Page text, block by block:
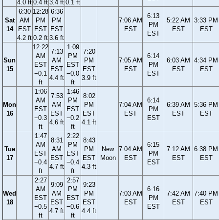
4.0 ft 0.4 ft 3.4 ft 0.1 ft
Sat
14
6:30
AM
EST
4.2 ft
12:28
PM
EST
0.2 ft
6:36
PM
EST
3.6 ft
7:06 AM
EST
6:13
PM
EST
5:22 AM
EST
3:33 PM
EST
Sun
15
12:22
AM
EST
−0.1
ft
7:13
AM
EST
4.4 ft
1:09
PM
EST
−0.0
ft
7:20
PM
EST
3.9 ft
7:05 AM
EST
6:14
PM
EST
6:03 AM
EST
4:34 PM
EST
Mon
16
1:06
AM
EST
−0.3
ft
7:53
AM
EST
4.6 ft
1:46
PM
EST
−0.2
ft
8:02
PM
EST
4.1 ft
7:04 AM
EST
6:14
PM
EST
6:39 AM
EST
5:36 PM
EST
Tue
17
1:47
AM
EST
−0.4
ft
8:31
AM
EST
4.7 ft
2:22
PM
EST
−0.4
ft
8:43
PM
EST
4.3 ft
New
Moon
7:04 AM
EST
6:15
PM
EST
7:12 AM
EST
6:38 PM
EST
Wed
18
2:27
AM
EST
−0.5
ft
9:09
AM
EST
4.7 ft
2:57
PM
EST
−0.6
ft
9:23
PM
EST
4.4 ft
7:03 AM
EST
6:16
PM
EST
7:42 AM
EST
7:40 PM
EST